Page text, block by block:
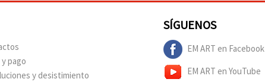
pago
y desistimiento
SÍGUENOS
EM ART en Facebook
EM ART en YouTube